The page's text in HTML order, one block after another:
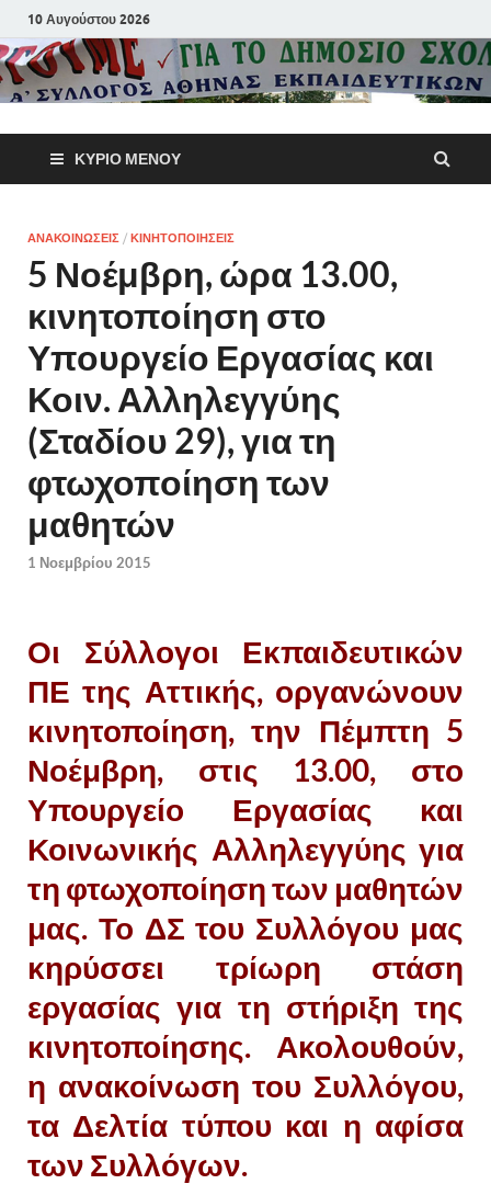
10 Αυγούστου 2026
Α΄
Αθηνών
Π.Ε.
ΚΎΡΙΟ ΜΕΝΟΎ
ΑΝΑΚΟΙΝΩΣΕΙΣ / ΚΙΝΗΤΟΠΟΙΗΣΕΙΣ
5 Νοέμβρη, ώρα 13.00,
κινητοποίηση στο
Υπουργείο Εργασίας και
Κοιν. Αλληλεγγύης
(Σταδίου 29), για τη
φτωχοποίηση των
μαθητών
1 Νοεμβρίου 2015
Οι Σύλλογοι Εκπαιδευτικών
ΠΕ της Αττικής, οργανώνουν
κινητοποίηση, την Πέμπτη 5
Νοέμβρη, στις 13.00, στο
Υπουργείο Εργασίας και
Κοινωνικής Αλληλεγγύης για
τη φτωχοποίηση των μαθητών
μας. Το ΔΣ του Συλλόγου μας
κηρύσσει τρίωρη στάση
εργασίας για τη στήριξη της
κινητοποίησης. Ακολουθούν,
η ανακοίνωση του Συλλόγου,
τα Δελτία τύπου και η αφίσα
των Συλλόγων.